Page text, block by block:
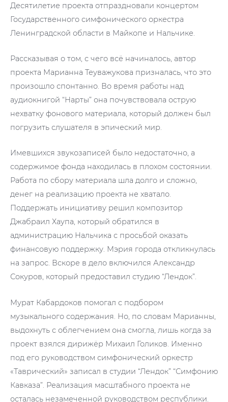
Десятилетие проекта отпраздновали концертом
Государственного симфонического оркестра
Ленинградской области в Майкопе и Нальчике.
Рассказывая о том, с чего всё начиналось, автор
проекта Марианна Теуважукова призналась, что это
произошло спонтанно. Во время работы над
аудиокнигой “Нарты” она почувствовала острую
нехватку фонового материала, который должен был
погрузить слушателя в эпический мир.
Имевшихся звукозаписей было недостаточно, а
содержимое фонда находилась в плохом состоянии.
Работа по сбору материала шла долго и сложно,
денег на реализацию проекта не хватало.
Поддержать инициативу решил композитор
Джабраил Хаупа, который обратился в
администрацию Нальчика с просьбой оказать
финансовую поддержку. Мэрия города откликнулась
на запрос. Вскоре в дело включился Александр
Сокуров, который предоставил студию “Лендок”.
Мурат Кабардоков помогал с подбором
музыкального содержания. Но, по словам Марианны,
выдохнуть с облегчением она смогла, лишь когда за
проект взялся дирижёр Михаил Голиков. Именно
под его руководством симфонический оркестр
«Таврический» записал в студии “Лендок” “Симфонию
Кавказа”. Реализация масштабного проекта не
осталась незамеченной руководством республики.